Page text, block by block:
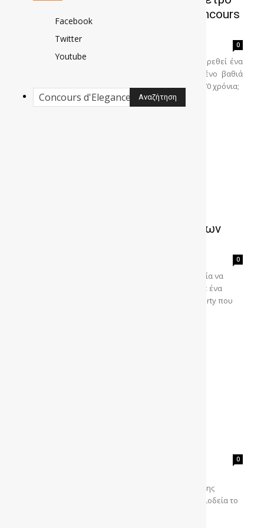
πρωτότυπο στο Pebble Beach Concours
d’ Elegance
0
"Ξεκίνησε ως μια απλή σκέψη: Τι θα συμβεί αν βρεθεί ένα
αυτοκίνητο, στο νότιο άκρο της Ιαπωνίας, θαμμένο βαθιά
στον αχυρώνα και κρυμμένο από όλα τα μάτια για 70 χρόνια;
Αυτοκίνητα αξίας 11 εκατομμυρίων
0
Σπάνια και πανάκριβα αυτοκίνητα είχαν την ευκαιρία να
αγοράσουν συλλέκτες και ευκατάστατοι πελάτες σε ένα
λαμπερό «παζάρι» στο Σαιν Τροπέ Το Garden Party που
0
αυτοκινητοβιομηχανία εκτός από την κατασκευή της
χρυσής Porsche 911 Turbo 993, στέλνοντας σε περιοδεία το
Facebook
Twitter
Youtube